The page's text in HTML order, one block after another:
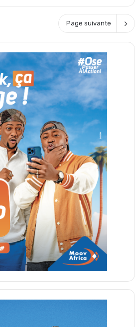
Page suivante